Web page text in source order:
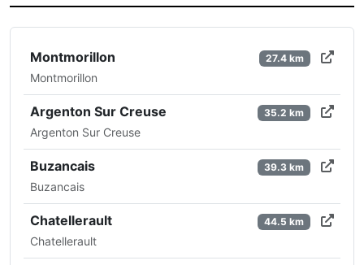
Montmorillon
Montmorillon
27.4 km
Argenton Sur Creuse
Argenton Sur Creuse
35.2 km
Buzancais
Buzancais
39.3 km
Chatellerault
Chatellerault
44.5 km